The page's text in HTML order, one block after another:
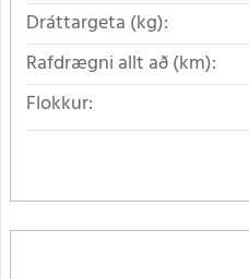
Dráttargeta (kg):
Rafdrægni allt að (km):
Flokkur: